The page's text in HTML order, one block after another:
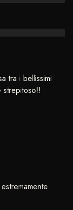
tra i bellissimi